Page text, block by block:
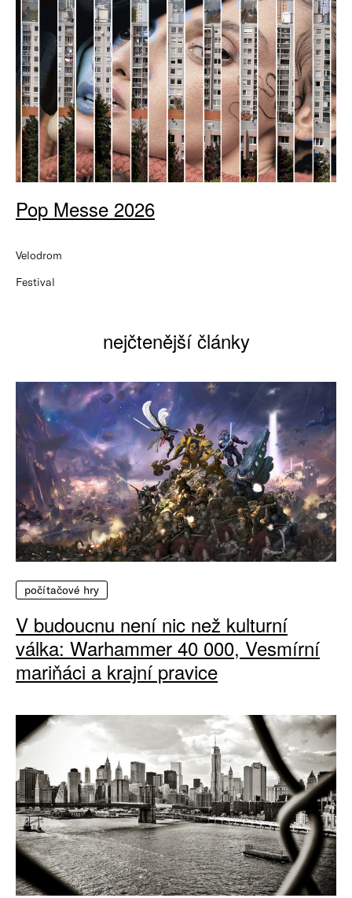
Pop Messe 2026
Velodrom
Festival
nejčtenější články
počítačové hry
V budoucnu není nic než kulturní
válka: Warhammer 40 000, Vesmírní
mariňáci a krajní pravice